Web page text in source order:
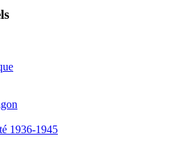
1936-1945